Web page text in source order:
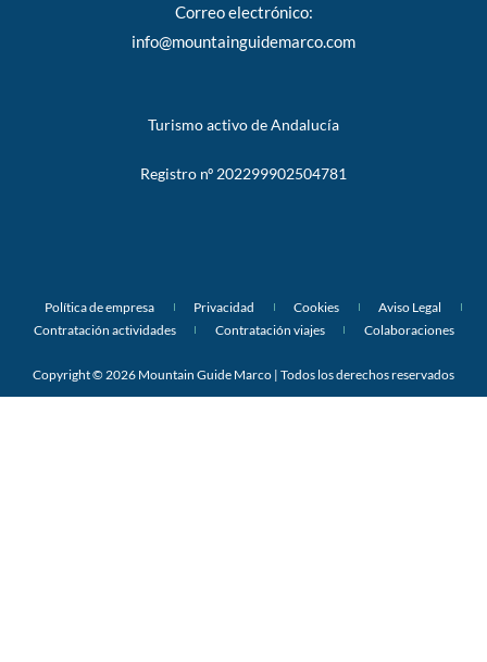
Correo electrónico:
info@mountainguidemarco.com
Turismo activo de Andalucía
Registro nº 202299902504781
Política de empresa Privacidad Cookies
Aviso Legal
Contratación actividades
Contratación viajes Colaboraciones
Copyright © 2026 Mountain Guide Marco | Todos los derechos reservados